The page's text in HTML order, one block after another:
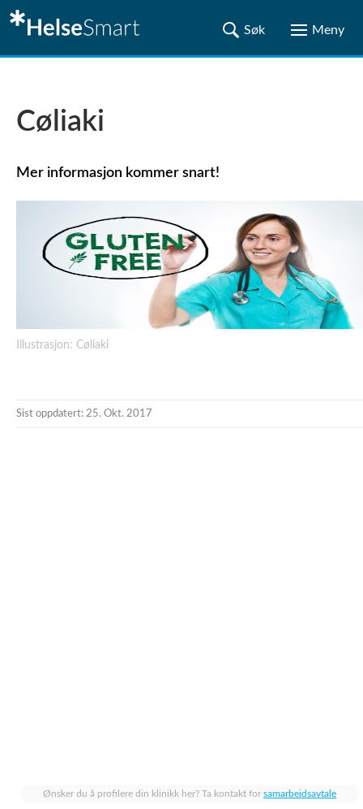
Cøliaki
Mer informasjon kommer snart!
Illustrasjon: Cøliaki
Sist oppdatert: 25. Okt. 2017
Ønsker du å profilere din klinikk her? Ta kontakt for samarbeidsavtale